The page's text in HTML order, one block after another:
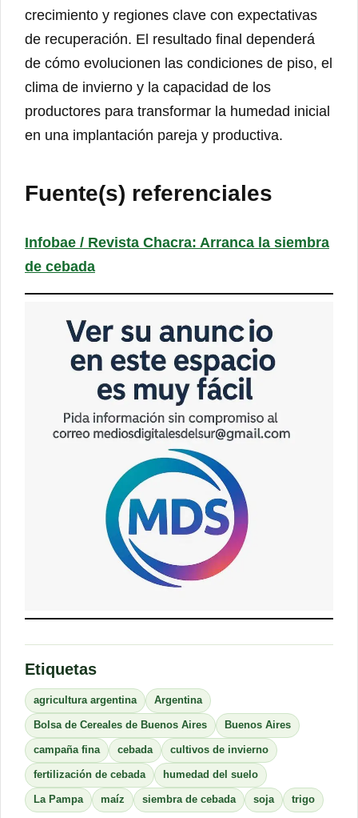
crecimiento y regiones clave con expectativas
de recuperación. El resultado final dependerá
de cómo evolucionen las condiciones de piso, el
clima de invierno y la capacidad de los
productores para transformar la humedad inicial
en una implantación pareja y productiva.
Fuente(s) referenciales
Infobae / Revista Chacra: Arranca la siembra
de cebada
Etiquetas
agricultura argentina Argentina
Bolsa de Cereales de Buenos Aires Buenos Aires
campaña fina cebada cultivos de invierno
fertilización de cebada humedad del suelo
La Pampa maíz siembra de cebada soja trigo